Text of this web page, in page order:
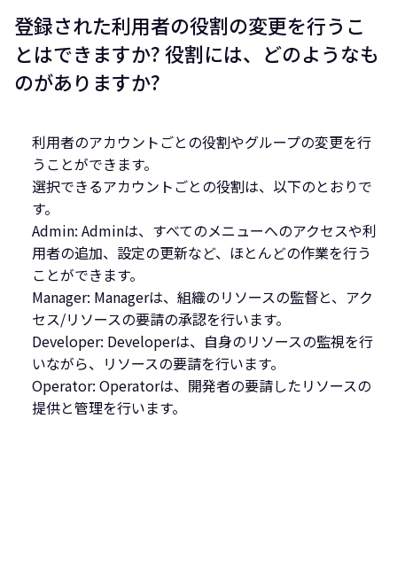
登録された利用者の役割の変更を行うこ
とはできますか? 役割には、どのようなも
のがありますか?
利用者のアカウントごとの役割やグループの変更を行
うことができます。
選択できるアカウントごとの役割は、以下のとおりで
す。
Admin: Adminは、すべてのメニューへのアクセスや利
用者の追加、設定の更新など、ほとんどの作業を行う
ことができます。
Manager: Managerは、組織のリソースの監督と、アク
セス/リソースの要請の承認を行います。
Developer: Developerは、自身のリソースの監視を行
いながら、リソースの要請を行います。
Operator: Operatorは、開発者の要請したリソースの
提供と管理を行います。